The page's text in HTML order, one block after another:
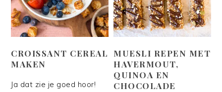
CROISSANT CEREAL
MAKEN
Ja dat zie je goed hoor!
MUESLI REPEN MET
HAVERMOUT,
QUINOA EN
CHOCOLADE